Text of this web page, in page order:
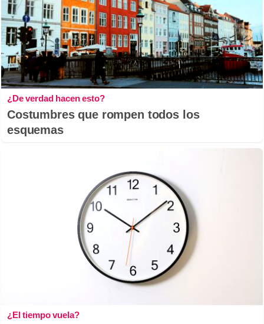
¿De verdad hacen esto?
Costumbres que rompen todos los
esquemas
¿El tiempo vuela?